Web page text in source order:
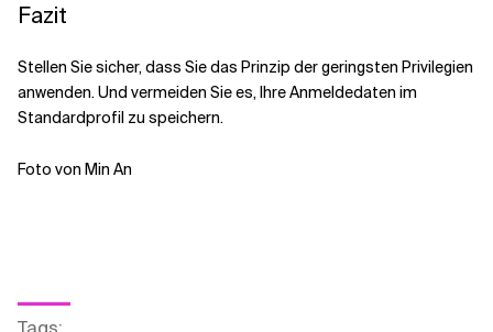
Fazit
Stellen Sie sicher, dass Sie das Prinzip der geringsten Privilegien
anwenden. Und vermeiden Sie es, Ihre Anmeldedaten im
Standardprofil zu speichern.
Foto von Min An